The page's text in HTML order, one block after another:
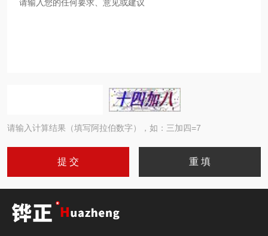
请输入计算结果（填写阿拉伯数字），如：三加四=7